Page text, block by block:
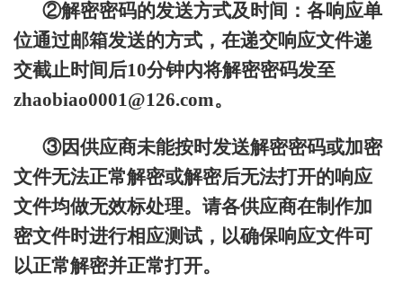
②解密密码的发送方式及时间：各响应单
位通过邮箱发送的方式，在递交响应文件递
交截止时间后10分钟内将解密密码发至
zhaobiao0001@126.com。
③因供应商未能按时发送解密密码或加密
文件无法正常解密或解密后无法打开的响应
文件均做无效标处理。请各供应商在制作加
密文件时进行相应测试，以确保响应文件可
以正常解密并正常打开。